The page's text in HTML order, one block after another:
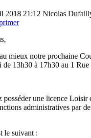
2018 21:12 Nicolas
mieux notre prochaine
de 13h30 à 17h30 au 1
posséder une licence Loisir
administratives par
le suivant :